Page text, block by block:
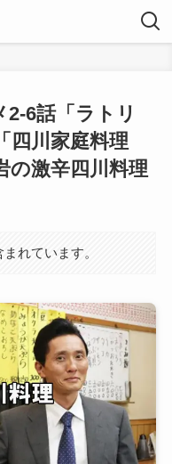
2-6話「ラトリ
四川家庭料理
の激辛四川料理
れています。